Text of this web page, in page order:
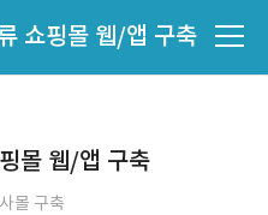
쇼핑몰 웹/앱 구축
몰 웹/앱 구축
몰 구축